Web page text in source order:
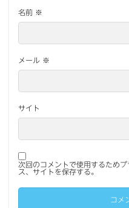
名前 ※
メール ※
サイト
次回のコメントで使用するため
ス、サイトを保存する。